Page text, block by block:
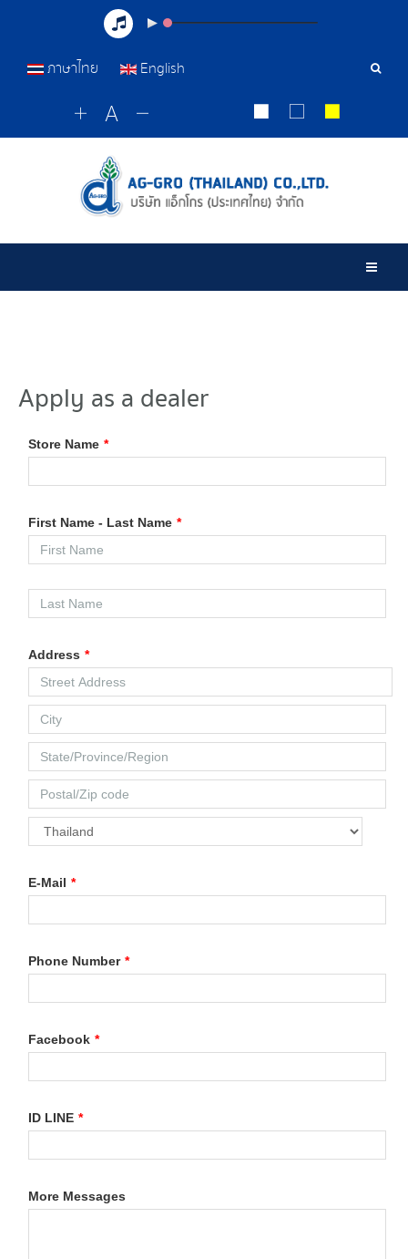
ภาษาไทย English
Apply as a dealer
Store Name *
First Name - Last Name *
Address *
E-Mail *
Phone Number *
Facebook *
ID LINE *
More Messages